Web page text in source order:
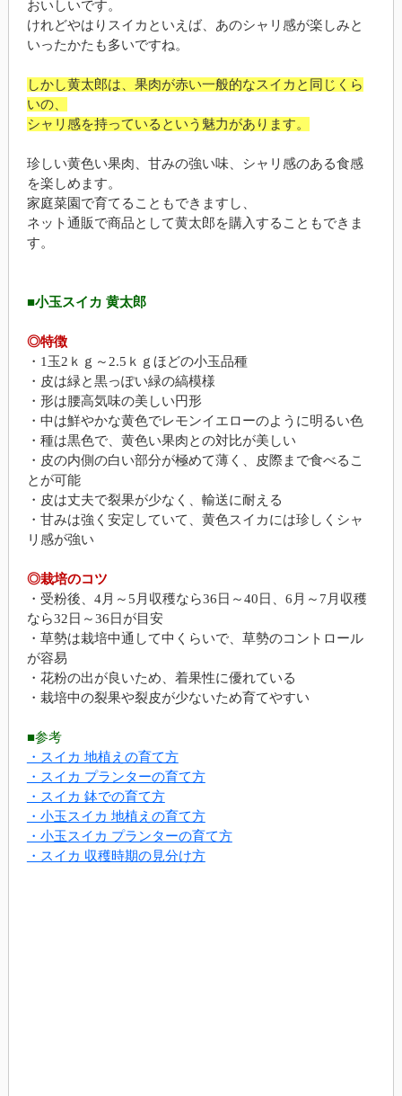
おいしいです。
けれどやはりスイカといえば、あのシャリ感が楽しみと
いったかたも多いですね。
しかし黄太郎は、果肉が赤い一般的なスイカと同じくら
いの、
シャリ感を持っているという魅力があります。
珍しい黄色い果肉、甘みの強い味、シャリ感のある食感
を楽しめます。
家庭菜園で育てることもできますし、
ネット通販で商品として黄太郎を購入することもできま
す。
■小玉スイカ 黄太郎
◎特徴
・1玉2ｋｇ～2.5ｋｇほどの小玉品種
・皮は緑と黒っぽい緑の縞模様
・形は腰高気味の美しい円形
・中は鮮やかな黄色でレモンイエローのように明るい色
・種は黒色で、黄色い果肉との対比が美しい
・皮の内側の白い部分が極めて薄く、皮際まで食べるこ
とが可能
・皮は丈夫で裂果が少なく、輸送に耐える
・甘みは強く安定していて、黄色スイカには珍しくシャ
リ感が強い
◎栽培のコツ
・受粉後、4月～5月収穫なら36日～40日、6月～7月収穫
なら32日～36日が目安
・草勢は栽培中通して中くらいで、草勢のコントロール
が容易
・花粉の出が良いため、着果性に優れている
・栽培中の裂果や裂皮が少ないため育てやすい
■参考
・スイカ 地植えの育て方
・スイカ プランターの育て方
・スイカ 鉢での育て方
・小玉スイカ 地植えの育て方
・小玉スイカ プランターの育て方
・スイカ 収穫時期の見分け方